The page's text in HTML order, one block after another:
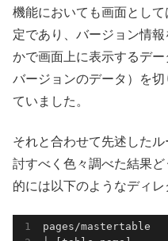
機能においても画面とし
定であり、バージョン情
かで画面上に表示するデ
バージョンのデータ）を
ていました。
それと合わせて先述した
討すべく色々調べた結果
的には以下のようなディレ
pages/mastertable